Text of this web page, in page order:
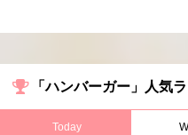
「ハンバーガー」人気
Today